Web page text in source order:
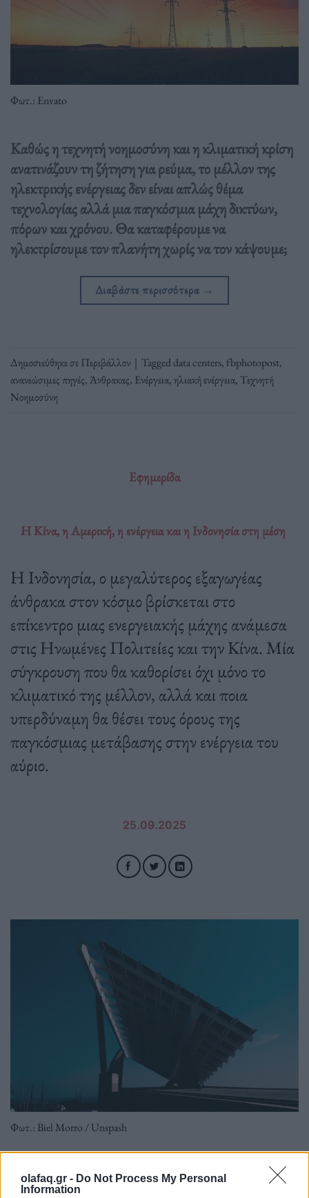
olafaq.gr - Do Not Process My Personal
Information
Φωτ.: Envato
Καθώς η τεχνητή νοημοσύνη και η κλιματική κρίση
ανατινάζουν τη ζήτηση για ρεύμα, το μέλλον της
ηλεκτρικής ενέργειας δεν είναι απλώς θέμα
τεχνολογίας αλλά μια παγκόσμια μάχη δικτύων,
πόρων και χρόνου. Θα καταφέρουμε να
ηλεκτρίσουμε τον πλανήτη χωρίς να τον κάψουμε;
Διαβάστε περισσότερα →
Δημοσιεύθηκε σεΠεριβάλλον | Taggeddata centers, fbphotopost,
ανανεώσιμες πηγές,Άνθρακας, Ενέργεια,ηλιακή ενέργεια, Τεχνητή
Νοημοσύνη
Εφημερίδα
H Κίνα, η Αμερική, η ενέργεια και η Ινδονησία στη μέση
Η Ινδονησία, ο μεγαλύτερος εξαγωγέας
άνθρακα στον κόσμο βρίσκεται στο
επίκεντρο μιας ενεργειακής μάχης ανάμεσα
στις Ηνωμένες Πολιτείες και την Κίνα. Μία
σύγκρουση που θα καθορίσει όχι μόνο το
κλιματικό της μέλλον, αλλά και ποια
υπερδύναμη θα θέσει τους όρους της
παγκόσμιας μετάβασης στην ενέργεια του
αύριο.
25.09.2025
Φωτ.: Biel Morro / Unspash
Η Ινδονησία, ο μεγαλύτερος εξαγωγέας άνθρακα